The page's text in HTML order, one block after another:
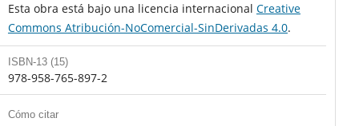
Esta obra está bajo una licencia internacional Creative
Commons Atribución-NoComercial-SinDerivadas 4.0.
ISBN-13 (15)
978-958-765-897-2
Cómo citar